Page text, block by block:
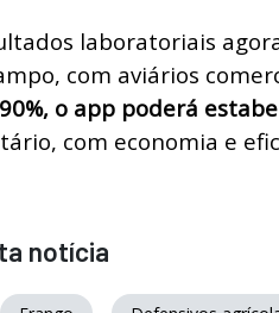
laboratoriais
com aviários
o app poderá
com economia e
notícia